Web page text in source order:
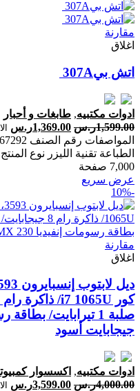
مقارنة
اغلاق
ادوات مكتبيه, طابغات و أحبار
1,599.00ر.س 1,369.00ر.س
7,000 صفحة‎
عرض سريع
-10%
مقارنة
اغلاق
جيجابايت أسود
ادوات مكتبيه, اكسسوار
4,000.00ر.س 3,599.00ر.س